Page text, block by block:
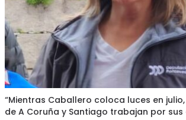
“Mientras Caballero coloca luces en
de A Coruña y Santiago trabajan por